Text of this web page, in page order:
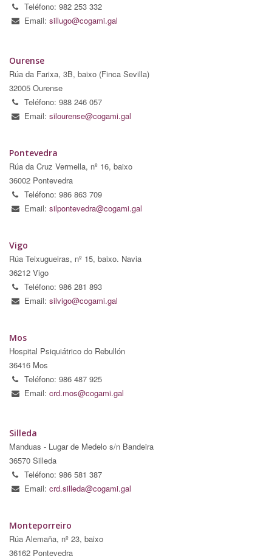
Teléfono: 982 253 332
Email: sillugo@cogami.gal
Ourense
Rúa da Farixa, 3B, baixo (Finca Sevilla)
32005 Ourense
Teléfono: 988 246 057
Email: silourense@cogami.gal
Pontevedra
Rúa da Cruz Vermella, nº 16, baixo
36002 Pontevedra
Teléfono: 986 863 709
Email: silpontevedra@cogami.gal
Vigo
Rúa Teixugueiras, nº 15, baixo. Navia
36212 Vigo
Teléfono: 986 281 893
Email: silvigo@cogami.gal
Mos
Hospital Psiquiátrico do Rebullón
36416 Mos
Teléfono: 986 487 925
Email: crd.mos@cogami.gal
Silleda
Manduas - Lugar de Medelo s/n Bandeira
36570 Silleda
Teléfono: 986 581 387
Email: crd.silleda@cogami.gal
Monteporreiro
Rúa Alemaña, nº 23, baixo
36162 Pontevedra